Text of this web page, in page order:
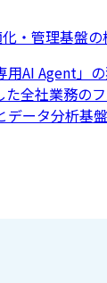
・管理基盤
用AI Agent」
全社業務の
データ分析基